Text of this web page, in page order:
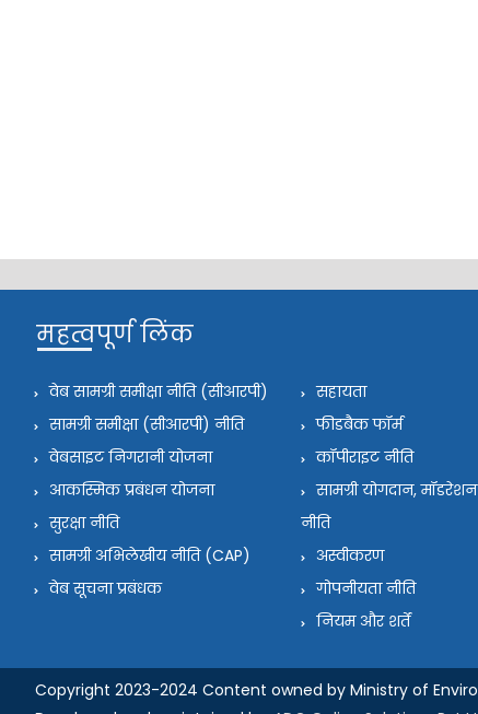
महत्वपूर्ण लिंक
वेब सामग्री समीक्षा नीति (सीआरपी)
सामग्री समीक्षा (सीआरपी) नीति
वेबसाइट निगरानी योजना
आकस्मिक प्रबंधन योजना
सुरक्षा नीति
सामग्री अभिलेखीय नीति (CAP)
वेब सूचना प्रबंधक
सहायता
फीडबैक फॉर्म
कॉपीराइट नीति
सामग्री योगदान,
नीति
अस्वीकरण
गोपनीयता नीति
नियम और शर्तें
Copyright 2023-2024 Content owned by Ministry of